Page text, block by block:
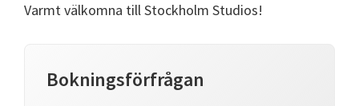
Varmt välkomna till Stockholm Studios!
Bokningsförfrågan